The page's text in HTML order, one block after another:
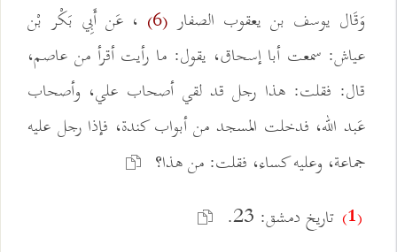
وَقَال يوسف بن يعقوب الصفار (6)
، عَن أَبِي بَكْر بْن
عياش: سمعت أبا إسحاق، يقول: ما رأيت أقرأ من عاصم،
قال: فقلت: هذا رجل قد لقي أصحاب علي، وأصحاب
عَبد الله، فدخلت المسجد من أبواب كندة، فإذا رجل عليه
جماعة، وعليه كساء، فقلت: من هذا؟
(1) تاريخ دمشق: 23.